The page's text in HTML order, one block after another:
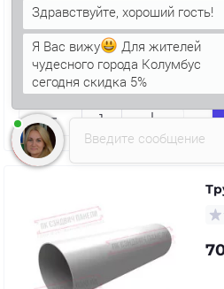
в наличии
Введите сообщение
Я Вас вижу
Для жителей
чудесного города Колумбус
сегодня скидка 5%